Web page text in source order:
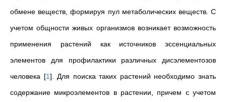
обмене веществ, формируя пул метаболических веществ. С
учетом общности живых организмов возникает возможность
применения растений как источников эссенциальных
элементов для профилактики различных дисэлементозов
человека [1] . Для поиска таких растений необходимо знать
содержание микроэлементов в растении, причем с учетом